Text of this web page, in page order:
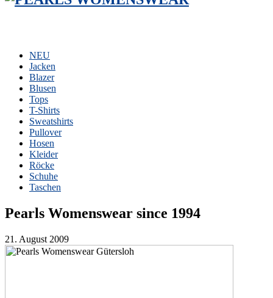
NEU
Jacken
Blazer
Blusen
Tops
T-Shirts
Sweatshirts
Pullover
Hosen
Kleider
Röcke
Schuhe
Taschen
Pearls Womenswear since 1994
21. August 2009